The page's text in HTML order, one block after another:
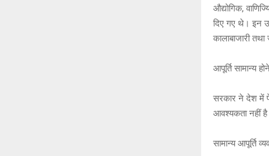
औद्योगिक,
दिए गए थे। इन
कालाबाजारी
आपूर्ति सामान्य
सरकार ने देश में
आवश्यकता नहीं
सामान्य आपूर्ति